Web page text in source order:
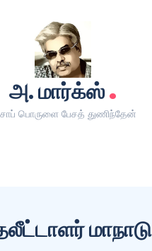
அ. மார்க்ஸ்.
பொருளை பேசத் துணிந்தேன்
மாநாடு